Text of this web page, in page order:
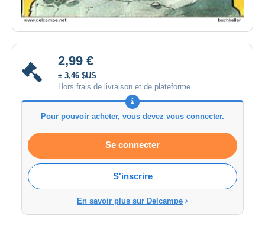
2,99 €
± 3,46 $US
Hors frais de livraison et de plateforme
Pour pouvoir acheter, vous devez vous connecter.
Se connecter
S'inscrire
En savoir plus sur Delcampe